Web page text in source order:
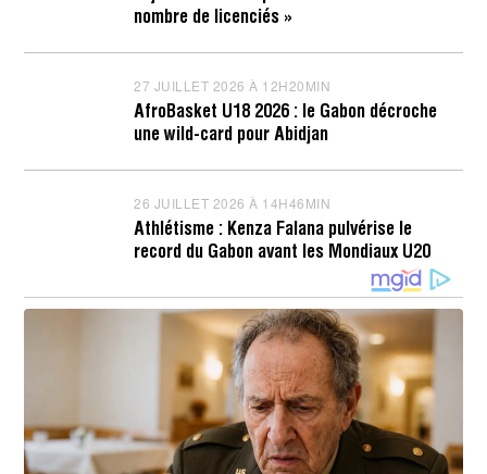
L
2
0
À
H
2
3
I
N
nombre de licenciés »
27 JUILLET 2026 À 12H20MIN
7
J
L
T
2
0
6
À
1
2
H
2
2
M
N
AfroBasket U18 2026 : le Gabon décroche
une wild-card pour Abidjan
26 JUILLET 2026 À 14H46MIN
6
J
U
L
E
T
2
0
2
6
À
1
4
Athlétisme : Kenza Falana pulvérise le
record du Gabon avant les Mondiaux U20